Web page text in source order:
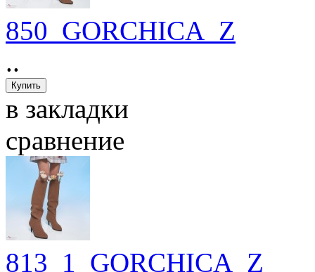
850_GORCHICA_Z
..
в закладки
сравнение
813_1_GORCHICA_Z